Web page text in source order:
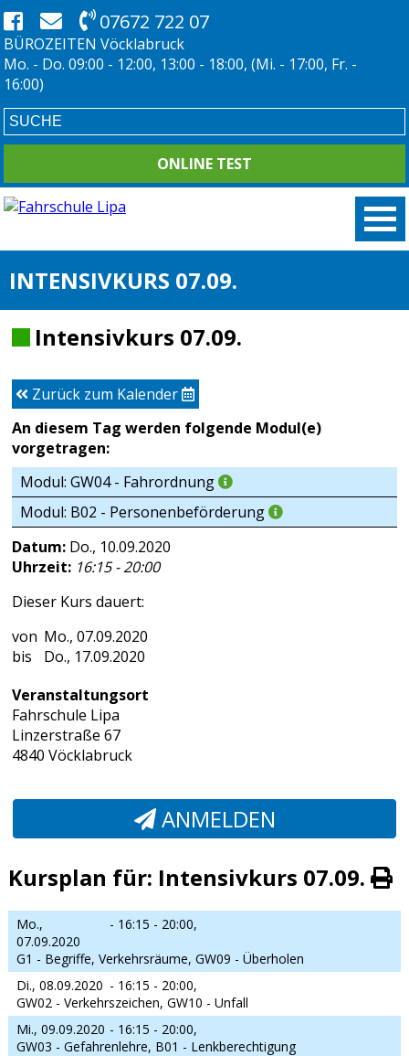
07672 722 07
BÜROZEITEN Vöcklabruck
Mo. - Do. 09:00 - 12:00, 13:00 - 18:00, (Mi. - 17:00, Fr. -
16:00)
ONLINE TEST
INTENSIVKURS 07.09.
Intensivkurs 07.09.
Zurück zum Kalender
An diesem Tag werden folgende Modul(e)
vorgetragen:
Modul: GW04 - Fahrordnung
Modul: B02 - Personenbeförderung
Datum: Do., 10.09.2020
Uhrzeit: 16:15 - 20:00
Dieser Kurs dauert:
Mo., 07.09.2020
Do., 17.09.2020
Veranstaltungsort
Fahrschule Lipa
Linzerstraße 67
4840 Vöcklabruck
ANMELDEN
Kursplan für: Intensivkurs 07.09.
Mo.,
07.09.2020
- 16:15 - 20:00,
G1 - Begriffe, Verkehrsräume, GW09 - Überholen
Di., 08.09.2020 - 16:15 - 20:00,
GW02 - Verkehrszeichen, GW10 - Unfall
Mi., 09.09.2020 - 16:15 - 20:00,
GW03 - Gefahrenlehre, B01 - Lenkberechtigung